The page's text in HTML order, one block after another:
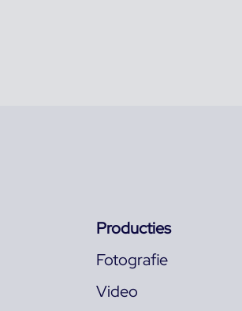
Producties
Fotografie
Video